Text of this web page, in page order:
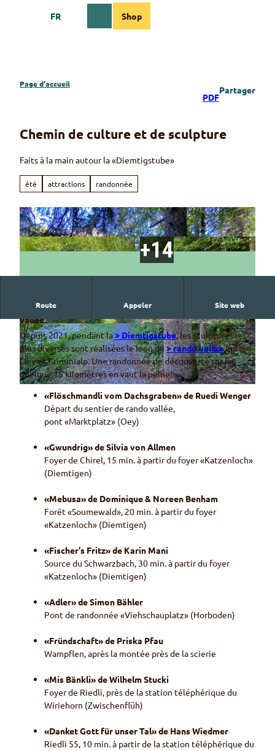
Information
FR Shop
Page d'accueil
PDF
Partager
Chemin de culture et de sculpture
Faits à la main autour la «Diemtigstube»
été attractions randonnée
© Ruedi Wenger © Dominique & Noreen Benham
Route Appeler Site web
La culture enrichit notre sentier de randonnée dans la
vallée.
Depuis 2021, pendant la> Diemtigstube, les sculptures les
plus diverses sont réalisées le long du > rando valléeentre
Oey et Grimmialp. Une randonnée de découverte sur les
quelque 15 kilomètres en vaut la peine!
«Flöschmandli vom Dachsgraben» de Ruedi Wenger
Départ du sentier de rando vallée,
pont «Marktplatz» (Oey)
«Gwundrig» de Silvia von Allmen
Foyer de Chirel, 15 min. à partir du foyer «Katzenloch»
(Diemtigen)
«Mebusa» de Dominique & Noreen Benham
Forêt «Soumewald», 20 min. à partir du foyer
«Katzenloch» (Diemtigen)
«Fischer's Fritz» de Karin Mani
Source du Schwarzbach, 30 min. à partir du foyer
«Katzenloch» (Diemtigen)
«Adler» de Simon Bähler
Pont de randonnée «Viehschauplatz» (Horboden)
«Fründschaft» de Priska Pfau
Wampflen, après la montée près de la scierie
«Mis Bänkli» de Wilhelm Stucki
Foyer de Riedli, près de la station téléphérique du
Wiriehorn (Zwischenflüh)
«Danket Gott für unser Tal» de Hans Wiedmer
Riedli 55, 10 min. à partir de la station téléphérique du